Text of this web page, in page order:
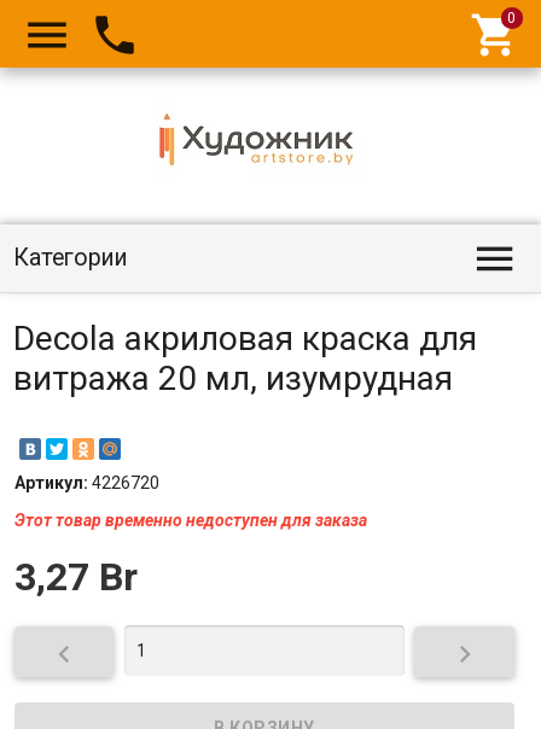
  
Категории 
Decola акриловая краска для
витража 20 мл, изумрудная
Артикул: 4226720
Этот товар временно недоступен для заказа
3,27 Br
 